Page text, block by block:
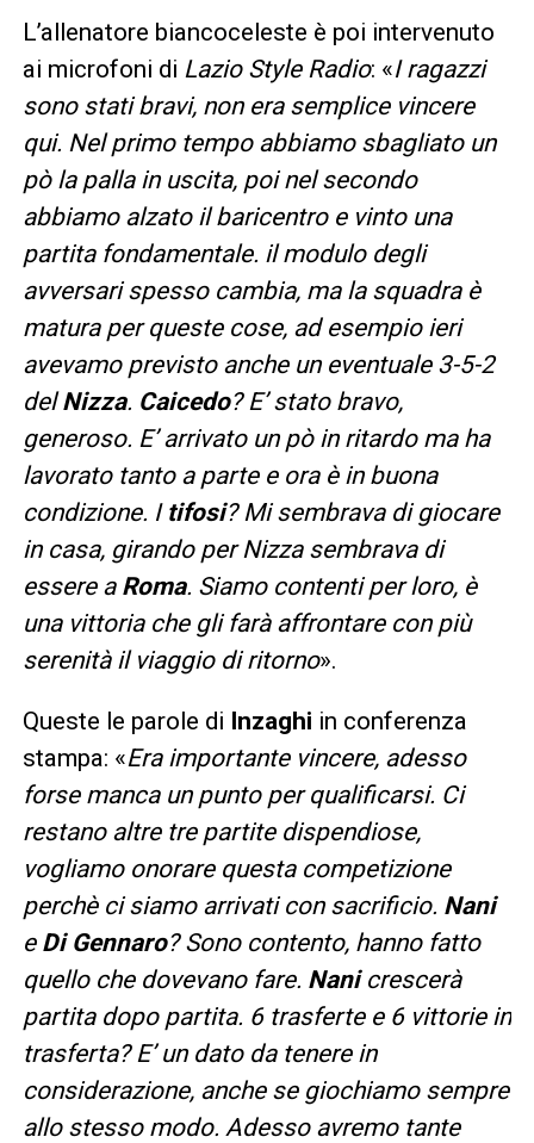
L’allenatore biancoceleste è poi intervenuto
ai microfoni di Lazio Style Radio: «I ragazzi
sono stati bravi, non era semplice vincere
qui. Nel primo tempo abbiamo sbagliato un
pò la palla in uscita, poi nel secondo
abbiamo alzato il baricentro e vinto una
partita fondamentale. il modulo degli
avversari spesso cambia, ma la squadra è
matura per queste cose, ad esempio ieri
avevamo previsto anche un eventuale 3-5-2
delNizza. Caicedo? E’ stato bravo,
generoso. E’ arrivato un pò in ritardo ma ha
lavorato tanto a parte e ora è in buona
condizione. I tifosi? Mi sembrava di giocare
in casa, girando per Nizza sembrava di
essere a Roma. Siamo contenti per loro, è
una vittoria che gli farà affrontare con più
serenità il viaggio di ritorno».
Queste le parole di Inzaghi in conferenza
stampa: «Era importante vincere, adesso
forse manca un punto per qualificarsi. Ci
restano altre tre partite dispendiose,
vogliamo onorare questa competizione
perchè ci siamo arrivati con sacrificio. Nani
e Di Gennaro? Sono contento, hanno fatto
quello che dovevano fare. Nanicrescerà
partita dopo partita. 6 trasferte e 6 vittorie in
trasferta? E’ un dato da tenere in
considerazione, anche se giochiamo sempre
allo stesso modo. Adesso avremo tante